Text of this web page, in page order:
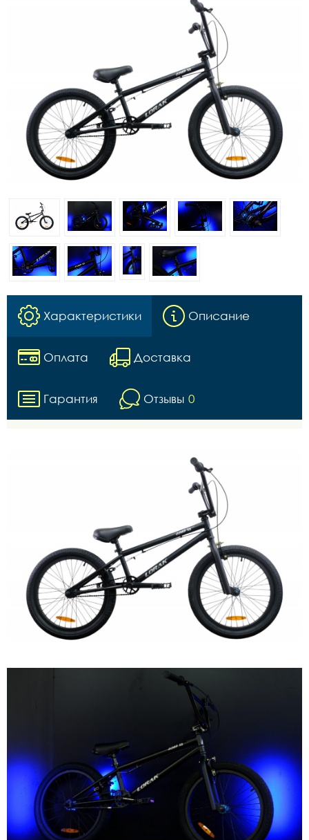
Характеристики Описание
Оплата Доставка
Гарантия Отзывы 0